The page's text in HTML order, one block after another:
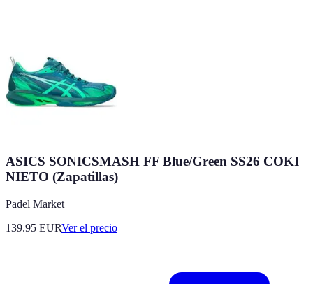
ASICS SONICSMASH FF Blue/Green SS26 COKI
NIETO (Zapatillas)
Padel Market
139.95 EURVer el precio